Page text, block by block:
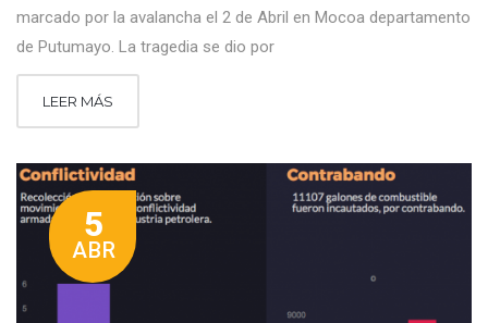
marcado por la avalancha el 2 de Abril en Mocoa departamento
de Putumayo. La tragedia se dio por
LEER MÁS
5
ABR